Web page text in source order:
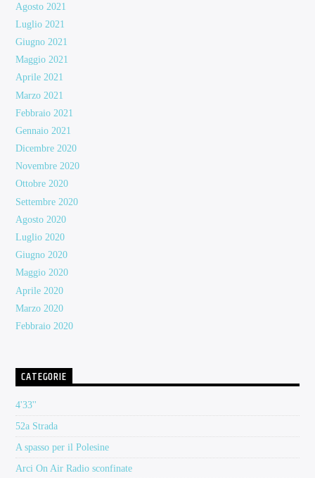
Agosto 2021
Luglio 2021
Giugno 2021
Maggio 2021
Aprile 2021
Marzo 2021
Febbraio 2021
Gennaio 2021
Dicembre 2020
Novembre 2020
Ottobre 2020
Settembre 2020
Agosto 2020
Luglio 2020
Giugno 2020
Maggio 2020
Aprile 2020
Marzo 2020
Febbraio 2020
CATEGORIE
4'33''
52a Strada
A spasso per il Polesine
Arci On Air Radio sconfinate